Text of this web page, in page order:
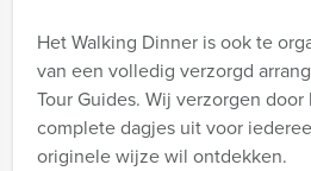
Het Walking Dinner is ook te
van een volledig verzorgd
Tour Guides. Wij verzorgen
complete dagjes uit voor
originele wijze wil ontdekken.